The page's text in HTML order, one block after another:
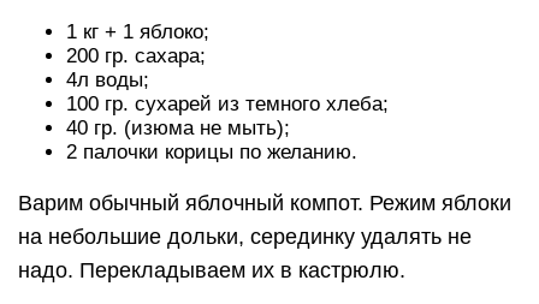
1 кг + 1 яблоко;
200 гр. сахара;
4л воды;
100 гр. сухарей из темного хлеба;
40 гр. (изюма не мыть);
2 палочки корицы по желанию.
Варим обычный яблочный компот. Режим яблоки
на небольшие дольки, серединку удалять не
надо. Перекладываем их в кастрюлю.